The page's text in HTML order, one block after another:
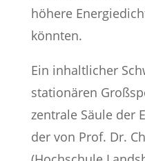
höhere
könnten.
Ein inhaltlicher
stationären
zentrale Säule der
der von Prof. Dr.